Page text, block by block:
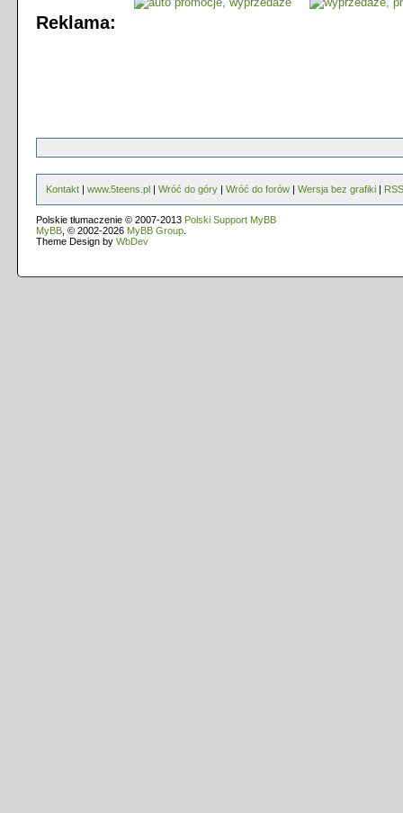
Reklama:
Kontakt | www.5teens.pl | Wróć do góry | Wróć do forów | Wersja bez grafiki | RSS
Polskie tłumaczenie © 2007-2013 Polski Support MyBB
MyBB , © 2002-2026 MyBB Group
Theme Design by WbDev